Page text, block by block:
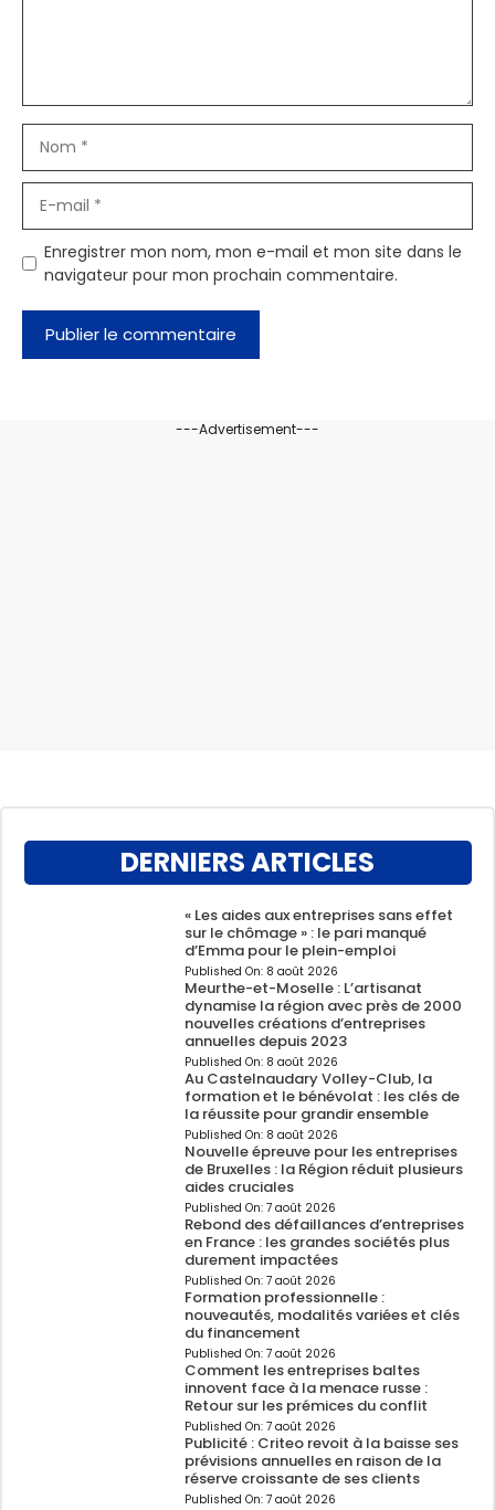
mail
Enregistrer mon nom, mon e-mail et mon site dans le
navigateur pour mon prochain commentaire.
---Advertisement---
DERNIERS ARTICLES
« Les aides aux entreprises sans effet
sur le chômage » : le pari manqué
d’Emma pour le plein-emploi
Published On: 8 août 2026
Meurthe-et-Moselle : L’artisanat
dynamise la région avec près de 2000
nouvelles créations d’entreprises
annuelles depuis 2023
Published On: 8 août 2026
Au Castelnaudary Volley-Club, la
formation et le bénévolat : les clés de
la réussite pour grandir ensemble
Published On: 8 août 2026
Nouvelle épreuve pour les entreprises
de Bruxelles : la Région réduit plusieurs
aides cruciales
Published On: 7 août 2026
Rebond des défaillances d’entreprises
en France : les grandes sociétés plus
durement impactées
Published On: 7 août 2026
Formation professionnelle :
nouveautés, modalités variées et clés
du financement
Published On: 7 août 2026
Comment les entreprises baltes
innovent face à la menace russe :
Retour sur les prémices du conflit
Published On: 7 août 2026
Publicité : Criteo revoit à la baisse ses
prévisions annuelles en raison de la
réserve croissante de ses clients
Published On: 7 août 2026